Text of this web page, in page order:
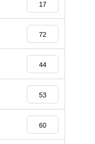
17
72
44
53
60